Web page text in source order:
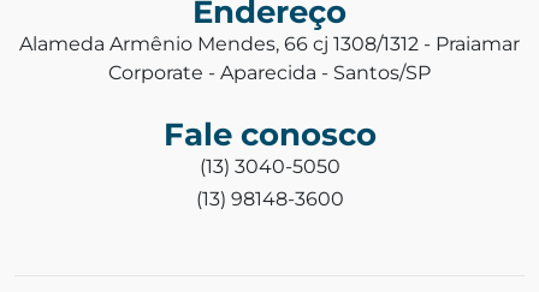
Endereço
Alameda Armênio Mendes, 66 cj 1308/1312 - Praiamar
Corporate - Aparecida - Santos/SP
Fale conosco
(13) 3040-5050
(13) 98148-3600